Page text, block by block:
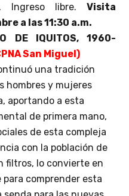
Ingreso libre. Visita
a las 11:30 a.m.
DE IQUITOS, 1960-
San Miguel)
una tradición
hombres y mujeres
aportando a esta
de primera mano,
de esta compleja
con la población de
filtros, lo convierte en
comprender esta